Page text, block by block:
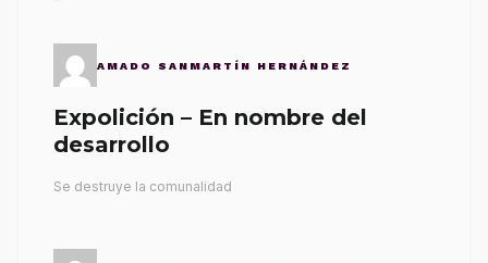
AMADO SANMARTÍN HERNÁNDEZ
Expolición – En nombre del
desarrollo
Se destruye la comunalidad